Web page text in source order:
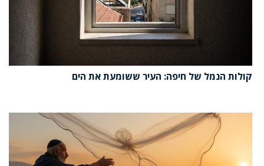
קולות הנמל של חיפה: העיר ששומעת את הים